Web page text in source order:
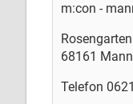
m:con -
68161
Telefon